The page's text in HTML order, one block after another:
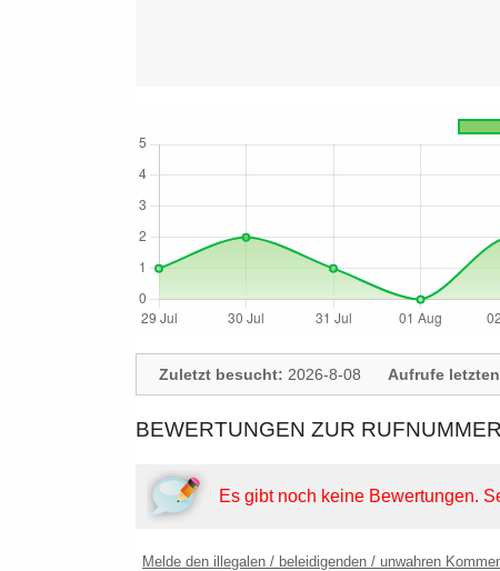
Zuletzt besucht: 2026-8-08 Aufrufe
BEWERTUNGEN ZUR
Es gibt noch keine Bewertungen.
Melde den illegalen / beleidigenden / unwahren